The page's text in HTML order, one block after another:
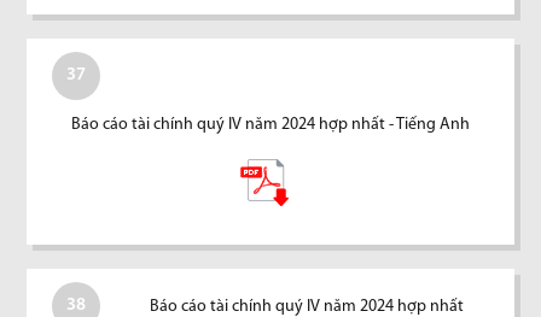
37
Báo cáo tài chính quý IV năm 2024 hợp nhất - Tiếng Anh
38 Báo cáo tài chính quý IV năm 2024 hợp nhất